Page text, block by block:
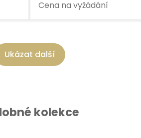
Cena na vyžádání
Ukázat další
kolekce